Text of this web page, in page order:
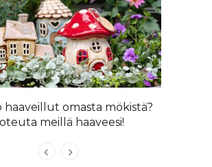
omasta mökistä?
meillä haaveesi!